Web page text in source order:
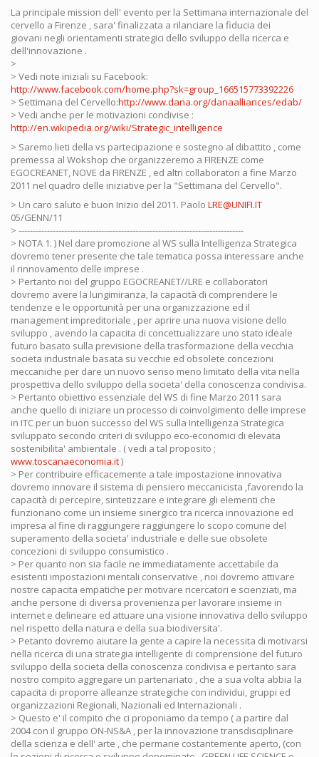
La principale mission dell' evento per la Settimana internazionale del
cervello a Firenze , sara' finalizzata a rilanciare la fiducia dei
giovani negli orientamenti strategici dello sviluppo della ricerca e
dell'innovazione .
>
> Vedi note iniziali su Facebook:
http://www.facebook.com/home.php?sk=group_166515773392226
> Settimana del Cervello:http://www.dana.org/danaalliances/edab/
> Vedi anche per le motivazioni condivise :
http://en.wikipedia.org/wiki/Strategic_intelligence
> Saremo lieti della vs partecipazione e sostegno al dibattito , come
premessa al Wokshop che organizzeremo a FIRENZE come
EGOCREANET, NOVE da FIRENZE , ed altri collaboratori a fine Marzo
2011 nel quadro delle iniziative per la "Settimana del Cervello".
> Un caro saluto e buon Inizio del 2011. Paolo LRE@UNIFI.IT
05/GENN/11
> -------------------------------------------------------------------------------
> NOTA 1. ) Nel dare promozione al WS sulla Intelligenza Strategica
dovremo tener presente che tale tematica possa interessare anche
il rinnovamento delle imprese .
> Pertanto noi del gruppo EGOCREANET//LRE e collaboratori
dovremo avere la lungimiranza, la capacità di comprendere le
tendenze e le opportunità per una organizzazione ed il
management impreditoriale , per aprire una nuova visione dello
sviluppo , avendo la capacita di concettualizzare uno stato ideale
futuro basato sulla previsione della trasformazione della vecchia
societa industriale basata su vecchie ed obsolete concezioni
meccaniche per dare un nuovo senso meno limitato della vita nella
prospettiva dello sviluppo della societa' della conoscenza condivisa.
> Pertanto obiettivo essenziale del WS di fine Marzo 2011 sara
anche quello di iniziare un processo di coinvolgimento delle imprese
in ITC per un buon successo del WS sulla Intelligenza Strategica
sviluppato secondo criteri di sviluppo eco-economici di elevata
sostenibilita' ambientale . ( vedi a tal proposito ;
www.toscanaeconomia.it)
> Per contribuire efficacemente a tale impostazione innovativa
dovremo innovare il sistema di pensiero meccanicista ,favorendo la
capacità di percepire, sintetizzare e integrare gli elementi che
funzionano come un insieme sinergico tra ricerca innovazione ed
impresa al fine di raggiungere raggiungere lo scopo comune del
superamento della societa' industriale e delle sue obsolete
concezioni di sviluppo consumistico .
> Per quanto non sia facile ne immediatamente accettabile da
esistenti impostazioni mentali conservative , noi dovremo attivare
nostre capacita empatiche per motivare ricercatori e scienziati, ma
anche persone di diversa provenienza per lavorare insieme in
internet e delineare ed attuare una visione innovativa dello sviluppo
nel rispetto della natura e della sua biodiversita'.
> Petanto dovremo aiutare la gente a capire la necessita di motivarsi
nella ricerca di una strategia intelligente di comprensione del futuro
sviluppo della societa della conoscenza condivisa e pertanto sara
nostro compito aggregare un partenariato , che a sua volta abbia la
capacita di proporre alleanze strategiche con individui, gruppi ed
organizzazioni Regionali, Nazionali ed Internazionali .
> Questo e' il compito che ci proponiamo da tempo ( a partire dal
2004 con il gruppo ON-NS&A , per la innovazione transdisciplinare
della scienza e dell' arte , che permane costantemente aperto, (con